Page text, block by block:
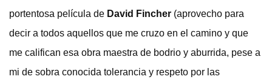
portentosa película de David Fincher (aprovecho para
decir a todos aquellos que me cruzo en el camino y que
me califican esa obra maestra de bodrio y aburrida, pese a
mi de sobra conocida tolerancia y respeto por las